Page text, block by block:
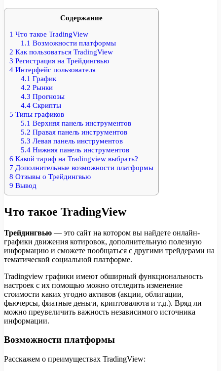
Содержание
1 Что такое TradingView
1.1 Возможности платформы
2 Как пользоваться TradingView
3 Регистрация на Трейдингвью
4 Интерфейс пользователя
4.1 График
4.2 Рынки
4.3 Прогнозы
4.4Скрипты
5 Типы графиков
5.1 Верхняя панель инструментов
5.2 Правая панель инструментов
5.3 Левая панель инструментов
5.4Нижняя панель инструментов
6 Какой тариф на Tradingview выбрать?
7 Дополнительные возможности платформы
8 Отзывы о Трейдингвью
9 Вывод
Что такое TradingView
Трейдингвью — это сайт на котором вы найдете онлайн-
графики движения котировок, дополнительную полезную
информацию и сможете пообщаться с другими трейдерами на
тематической социальной платформе.
Tradingview графики имеют обширный функциональность
настроек с их помощью можно отследить изменение
стоимости каких угодно активов (акции, облигации,
фьючерсы, фиатные деньги, криптовалюта и т.д.). Вряд ли
можно преувеличить важность независимого источника
информации.
Возможности платформы
Расскажем о преимуществах TradingView: